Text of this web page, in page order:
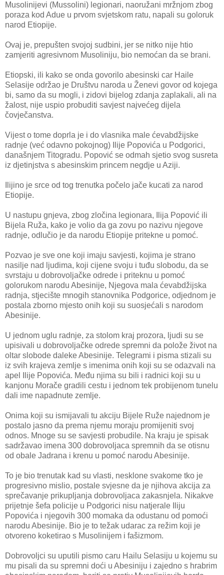
Musolinijevi (Mussolini) legionari, naoružani mržnjom zbog
poraza kod Adue u prvom svjetskom ratu, napali su goloruk
narod Etiopije.
Ovaj je, prepušten svojoj sudbini, jer se nitko nije htio
zamjeriti agresivnom Musoliniju, bio nemoćan da se brani.
Etiopski, ili kako se onda govorilo abesinski car Haile
Selasije održao je Društvu naroda u Ženevi govor od kojega
bi, samo da su mogli, i zidovi bijelog zdanja zaplakali, ali na
žalost, nije uspio probuditi savjest najvećeg dijela
čovječanstva.
Vijest o tome doprla je i do vlasnika male ćevabdžijske
radnje (već odavno pokojnog) Ilije Popovića u Podgorici,
današnjem Titogradu. Popović se odmah sjetio svog susreta
iz djetinjstva s abesinskim princem negdje u Aziji.
Ilijino je srce od tog trenutka počelo jače kucati za narod
Etiopije.
U nastupu gnjeva, zbog zločina legionara, Ilija Popović ili
Bijela Ruža, kako je volio da ga zovu po nazivu njegove
radnje, odlučio je da narodu Etiopije pritekne u pomoć.
Pozvao je sve one koji imaju savjesti, kojima je strano
nasilje nad ljudima, koji cijene svoju i tuđu slobodu, da se
svrstaju u dobrovoljačke odrede i priteknu u pomoć
golorukom narodu Abesinije, Njegova mala ćevabdžijska
radnja, stjecište mnogih stanovnika Podgorice, odjednom je
postala zborno mjesto onih koji su suosjećali s narodom
Abesinije.
U jednom uglu radnje, za stolom kraj prozora, ljudi su se
upisivali u dobrovoljačke odrede spremni da polože život na
oltar slobode daleke Abesinije. Telegrami i pisma stizali su
iz svih krajeva zemlje s imenima onih koji su se odazvali na
apel Ilije Popovića. Među njima su bili i radnici koji su u
kanjonu Morače gradili cestu i jednom tek probijenom tunelu
dali ime napadnute zemlje.
Onima koji su ismijavali tu akciju Bijele Ruže najednom je
postalo jasno da prema njemu moraju promijeniti svoj
odnos. Mnoge su se savjesti probudile. Na kraju je spisak
sadržavao imena 300 dobrovoljaca spremnih da se otisnu
od obale Jadrana i krenu u pomoć narodu Abesinije.
To je bio trenutak kad su vlasti, nesklone svakome tko je
progresivno mislio, postale svjesne da je njihova akcija za
sprečavanje prikupljanja dobrovoljaca zakasnjela. Nikakve
prijetnje šefa policije u Podgorici nisu natjerale Iliju
Popovića i njegovih 300 momaka da odustanu od pomoći
narodu Abesinije. Bio je to težak udarac za režim koji je
otvoreno koketirao s Musolinijem i fašizmom.
Dobrovoljci su uputili pismo caru Hailu Selasiju u kojemu su
mu pisali da su spremni doći u Abesiniju i zajedno s hrabrim